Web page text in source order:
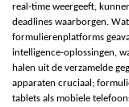
real-time weergeeft,
deadlines waarborgen.
formulierenplatforms
intelligence-oplossingen,
halen uit de verzamelde
apparaten cruciaal;
tablets als mobiele